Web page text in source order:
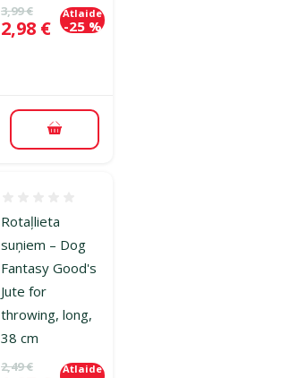
Oriģinālā cena
3,99 €
Cena
2,98 €
Atlaide
-25 %
Pievienot grozam
Rotaļlieta
suņiem – Dog
Fantasy Good's
Jute for
throwing, long,
38 cm
Oriģinālā cena
2,49 € Atlaide